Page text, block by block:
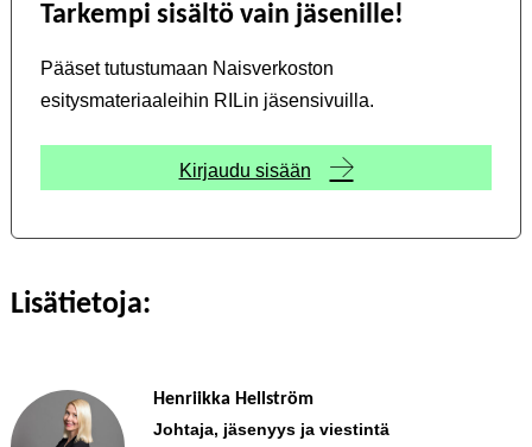
Tarkempi sisältö vain jäsenille!
Pääset tutustumaan Naisverkoston
esitysmateriaaleihin RILin jäsensivuilla.
Kirjaudu sisään
Lisätietoja:
Henriikka Hellström
Johtaja, jäsenyys ja viestintä